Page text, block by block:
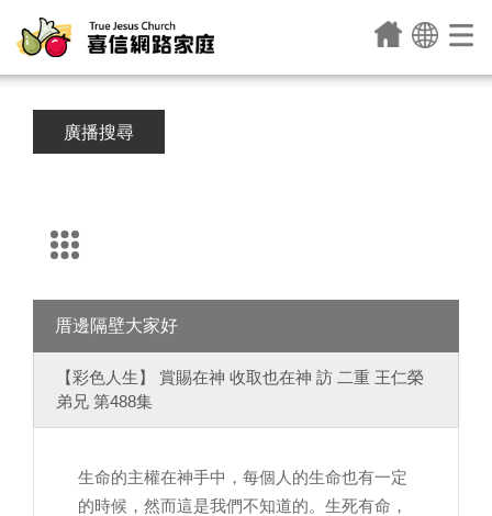
廣播搜尋
厝邊隔壁大家好
【彩色人生】 賞賜在神 收取也在神 訪 二重 王仁榮
弟兄 第488集
生命的主權在神手中，每個人的生命也有一定
的時候，然而這是我們不知道的。生死有命，